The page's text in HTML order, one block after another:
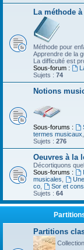
La méthode
Méthode pour
Apprendre de la
La difficulté est
Sous-forum :
Sujets : 74
Notions
Sous-forums :
termes musicaux
Sujets : 276
Oeuvres à la
Décortiquons
Sous-forums :
musicales
co
Sor et
Sujets : 64
Partitions